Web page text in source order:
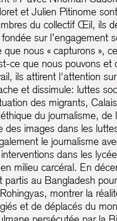
et Julien Pitinome
du collectif Œil, ils
sur l’engagement
que nous « capturons »,
ce que nous pouvons et
ils attirent l'attention
et dissimule: luttes
des migrants,
du journalisme, de
des images dans les
le journalisme
dans les
milieu carcéral. En
au Bangladesh
montrer la
et de déplacés du